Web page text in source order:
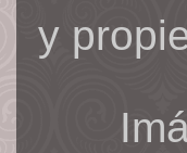
y